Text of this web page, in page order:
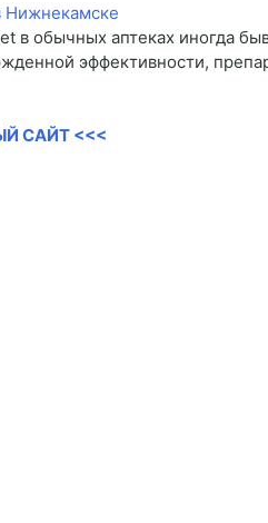
в обычных аптеках иногда
эффективности,
САЙТ <<<